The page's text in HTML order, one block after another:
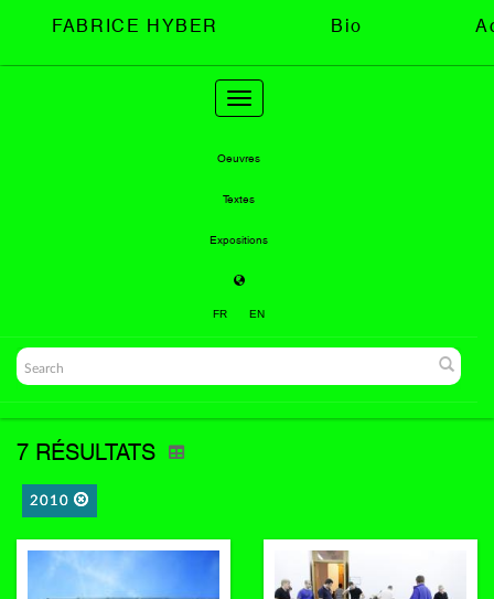
FABRICE HYBER Bio
Toggle
navigation
Oeuvres
Textes
Expositions
FR EN
7 RÉSULTATS
2010